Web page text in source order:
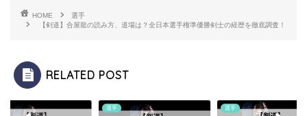
HOME
選手
【剣道】合屋龍の読み方、道場は？全日本選手権準優勝剣士の経歴を徹底調査！
RELATED POST
選手 選手